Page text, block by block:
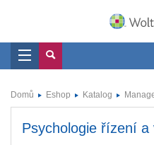
Domů Eshop Katalog
Psychologie řízení